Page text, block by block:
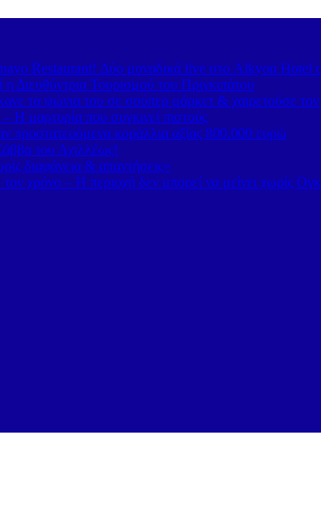
Restaurant! Δύο μοναδικά live στο Alkyon Hotel
Διευθύντρια Τουρισμού του Πριγκιπάτου
τα ψώνια του σε σούπερ μάρκετ & χαιρετούσε
μαρτυρία που συγκινεί πιστούς
κοράλλια αξίας 800.000 ευρώ
του Αχιλλέως!
διαφάνεια & απαντήσεις»
χρόνο – Η περιοχή δεν μπορεί να μείνει χωρίς